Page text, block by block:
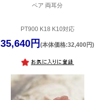
ペア 両耳分
PT900 K18 K10対応
35,640円(本体価格:32,400円)